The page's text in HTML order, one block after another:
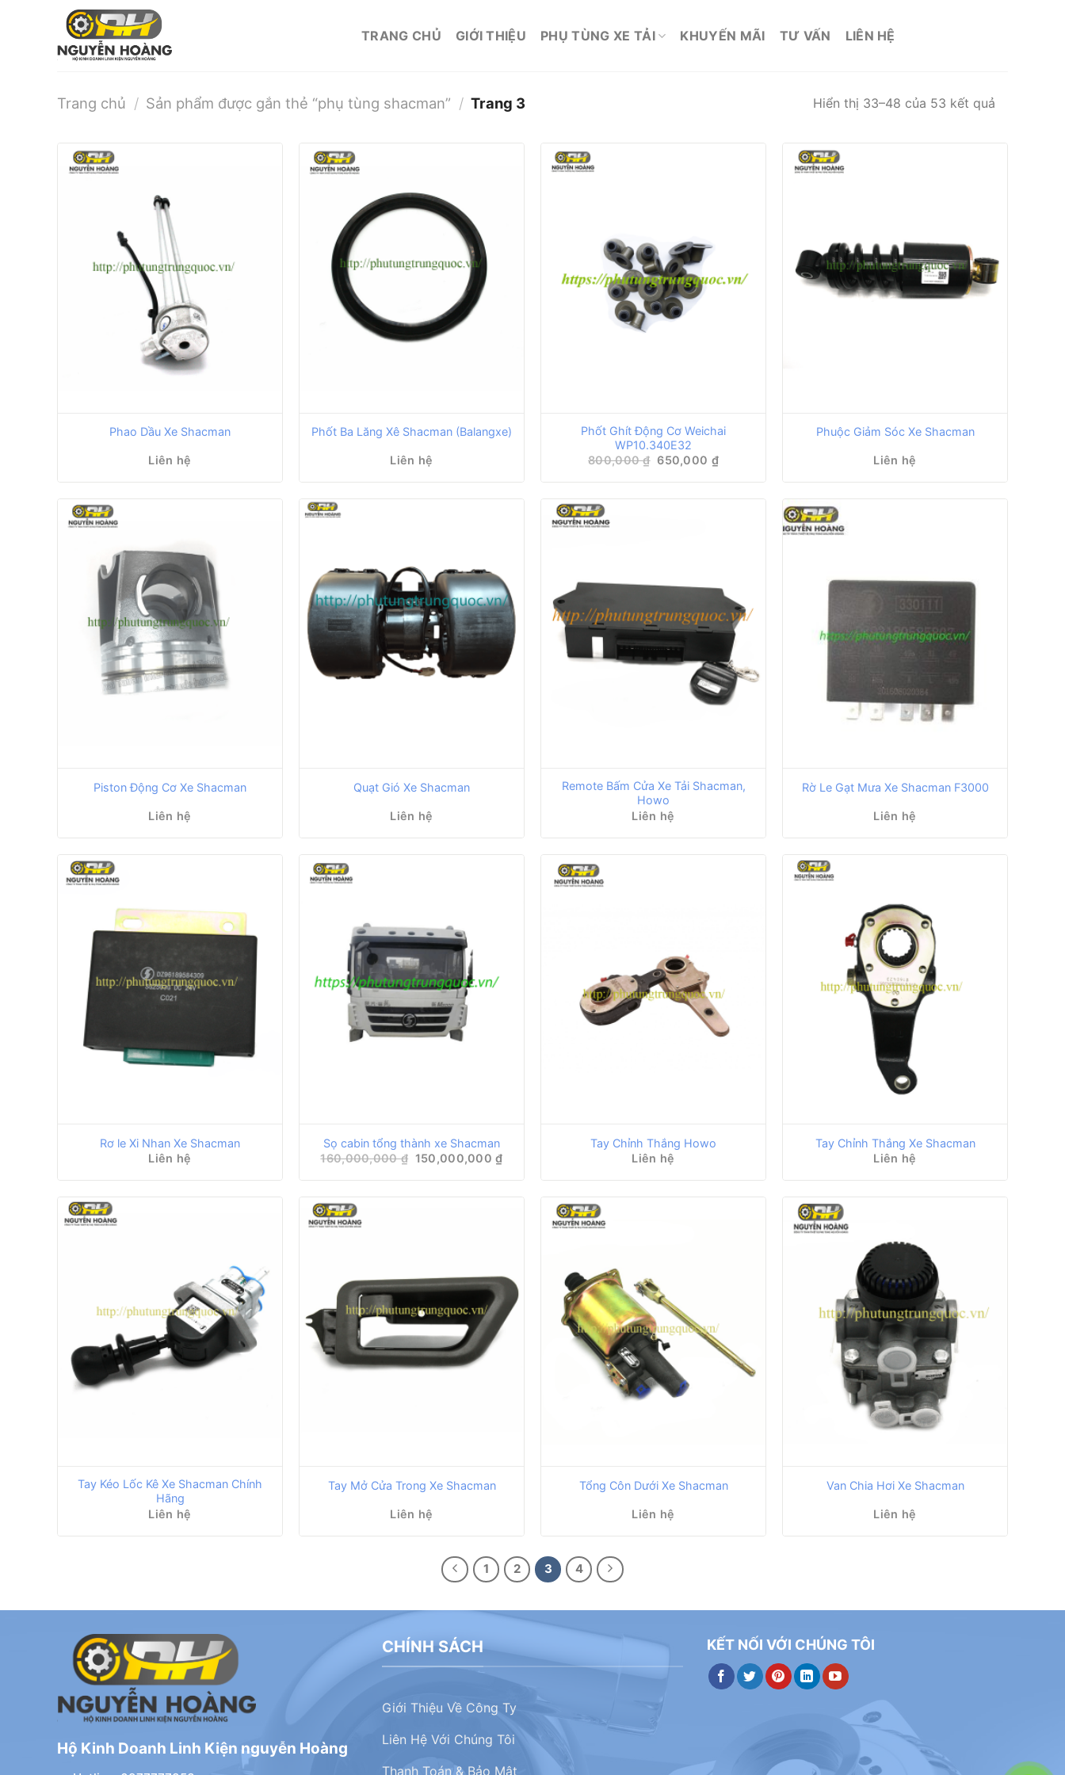
TRANG CHỦ GIỚI THIỆU PHỤ TÙNG XE TẢI KHUYẾN MÃI TƯ VẤN LIÊN HỆ
Trang chủ / Sản phẩm được gắn thẻ “phụ tùng shacman” / Trang 3 Hiển thị 33–48 của 53 kết quả
Phao Dầu Xe Shacman
Liên hệ
Phốt Ba Lăng Xê Shacman (Balangxe)
Liên hệ
Phốt Ghít Động Cơ Weichai
WP10.340E32
800,000₫ Giá
là:
650,000 ₫Giá
hiện
tại
650,000 ₫.
Phuộc Giảm Sóc Xe Shacman
Liên hệ
Piston Động Cơ Xe Shacman
Liên hệ
Quạt Gió Xe Shacman
Liên hệ
Remote Bấm Cửa Xe Tải Shacman,
Howo
Liên hệ
Rờ Le Gạt Mưa Xe Shacman F3000
Liên hệ
Rơ le Xi Nhan Xe Shacman
Liên hệ
Sọ cabin tổng thành xe Shacman
160,000,000₫ Giá
là:
150,000,000₫Giá
tại
150,000,000 ₫.
Tay Chỉnh Thắng Howo
Liên hệ
Tay Chỉnh Thắng Xe Shacman
Liên hệ
Tay Kéo Lốc Kê Xe Shacman Chính
Hãng
Liên hệ
Tay Mở Cửa Trong Xe Shacman
Liên hệ
Tổng Côn Dưới Xe Shacman
Liên hệ
Van Chia Hơi Xe Shacman
Liên hệ
1 2 3 4
Hộ Kinh Doanh Linh Kiện nguyễn Hoàng
CHÍNH SÁCH
Giới Thiệu Về Công Ty
Liên Hệ Với Chúng Tôi
Thanh Toán & Bảo Mật
KẾT NỐI VỚI CHÚNG TÔI